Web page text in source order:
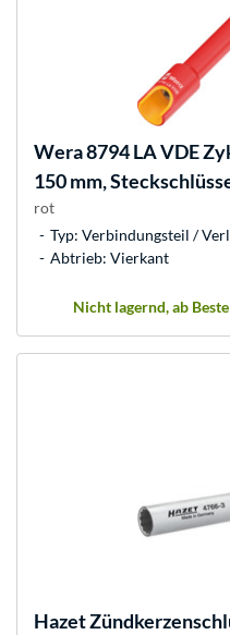
Wera8794 LA VDE
150 mm,
rot
Typ: Verbindungsteil /
Abtrieb: Vierkant
Nicht lagernd, ab
Hazet